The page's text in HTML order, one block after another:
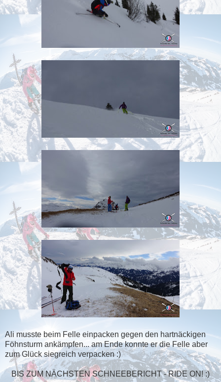
Ali musste beim Felle einpacken gegen den hartnäckigen
Föhnsturm ankämpfen... am Ende konnte er die Felle aber
zum Glück siegreich verpacken :)
BIS ZUM NÄCHSTEN SCHNEEBERICHT - RIDE ON! :)